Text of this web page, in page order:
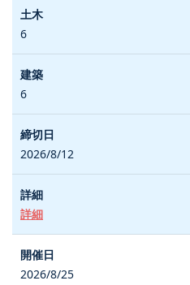
6
6
2026/8/12
詳細
2026/8/25